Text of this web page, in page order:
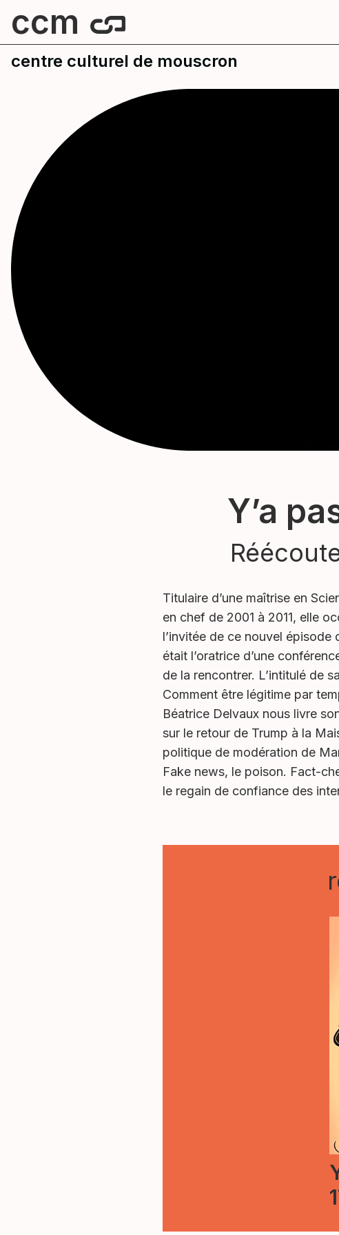
ccm
centre culturel de mouscron
Y’a
Titulaire d’une maîtrise en
en chef de 2001 à 2011, elle
l’invitée de ce nouvel
était l’oratrice d’une
de la rencontrer. L’intitulé de
Comment être légitime par
Béatrice Delvaux nous livre
sur le retour de Trump à la
politique de modération de
Fake news, le poison. Fact-
le regain de confiance des